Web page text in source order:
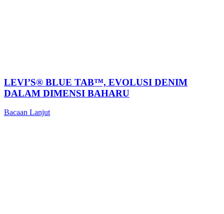
LEVI’S® BLUE TAB™, EVOLUSI DENIM
DALAM DIMENSI BAHARU
Bacaan Lanjut